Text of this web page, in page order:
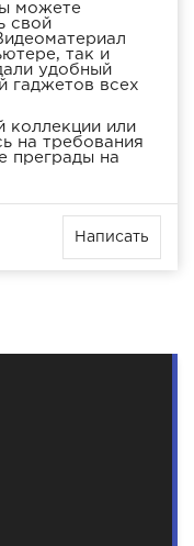
можете
свой
так и
удобный
гаджетов всех
коллекции или
на требования
преграды на
Написать